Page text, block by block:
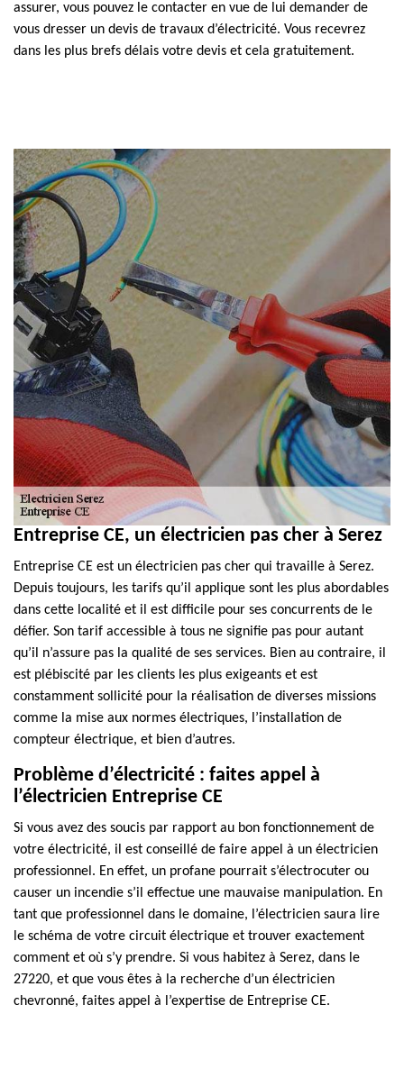
assurer, vous pouvez le contacter en vue de lui demander de
vous dresser un devis de travaux d’électricité. Vous recevrez
dans les plus brefs délais votre devis et cela gratuitement.
Entreprise CE, un électricien pas cher à Serez
Entreprise CE est un électricien pas cher qui travaille à Serez.
Depuis toujours, les tarifs qu’il applique sont les plus abordables
dans cette localité et il est difficile pour ses concurrents de le
défier. Son tarif accessible à tous ne signifie pas pour autant
qu’il n’assure pas la qualité de ses services. Bien au contraire, il
est plébiscité par les clients les plus exigeants et est
constamment sollicité pour la réalisation de diverses missions
comme la mise aux normes électriques, l’installation de
compteur électrique, et bien d’autres.
Problème d’électricité : faites appel à
l’électricien Entreprise CE
Si vous avez des soucis par rapport au bon fonctionnement de
votre électricité, il est conseillé de faire appel à un électricien
professionnel. En effet, un profane pourrait s’électrocuter ou
causer un incendie s’il effectue une mauvaise manipulation. En
tant que professionnel dans le domaine, l’électricien saura lire
le schéma de votre circuit électrique et trouver exactement
comment et où s’y prendre. Si vous habitez à Serez, dans le
27220, et que vous êtes à la recherche d’un électricien
chevronné, faites appel à l’expertise de Entreprise CE.